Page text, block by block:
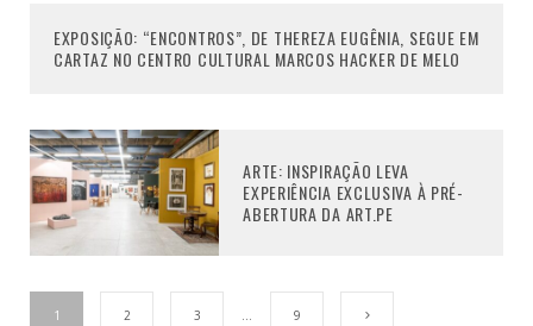
EXPOSIÇÃO: “ENCONTROS”, DE THEREZA EUGÊNIA, SEGUE EM
CARTAZ NO CENTRO CULTURAL MARCOS HACKER DE MELO
ARTE: INSPIRAÇÃO LEVA
EXPERIÊNCIA EXCLUSIVA À PRÉ-
ABERTURA DA ART.PE
1 2 3 9